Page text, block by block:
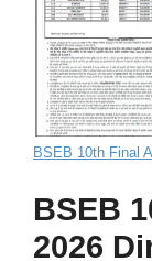
BSEB 10th Final
BSEB
2026